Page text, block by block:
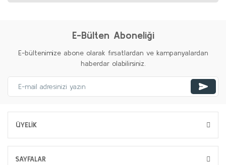
E-Bülten Aboneliği
E-bültenimize abone olarak fırsatlardan ve kampanyalardan
haberdar olabilirsiniz.
ÜYELİK
SAYFALAR